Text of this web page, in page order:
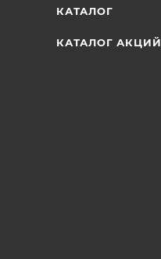
КАТАЛОГ
КАТАЛОГ АКЦИЙ